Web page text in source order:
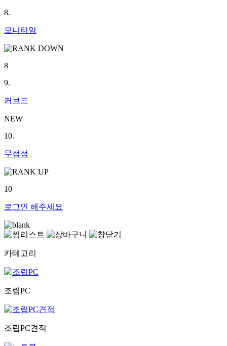
8.
모니터암
8
9.
커브드
NEW
10.
무접점
10
로그인 해주세요
카테고리
조립PC
조립PC견적